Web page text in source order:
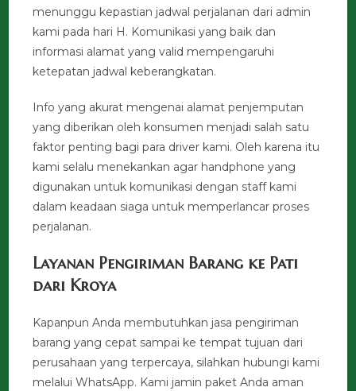
menunggu kepastian jadwal perjalanan dari admin
kami pada hari H. Komunikasi yang baik dan
informasi alamat yang valid mempengaruhi
ketepatan jadwal keberangkatan.
Info yang akurat mengenai alamat penjemputan
yang diberikan oleh konsumen menjadi salah satu
faktor penting bagi para driver kami. Oleh karena itu
kami selalu menekankan agar handphone yang
digunakan untuk komunikasi dengan staff kami
dalam keadaan siaga untuk memperlancar proses
perjalanan.
Layanan Pengiriman Barang ke Pati
dari Kroya
Kapanpun Anda membutuhkan jasa pengiriman
barang yang cepat sampai ke tempat tujuan dari
perusahaan yang terpercaya, silahkan hubungi kami
melalui WhatsApp. Kami jamin paket Anda aman